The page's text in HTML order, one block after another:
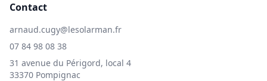
Contact
arnaud.cugy@lesolarman.fr
07 84 98 08 38
31 avenue du Périgord, local 4
33370 Pompignac